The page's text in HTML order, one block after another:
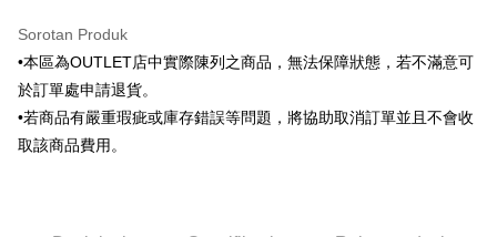
Bank Komersial E.SUN
Bank Antarabangsa
Taishin
Bank CTBC
Syarikat Kad Kredit
Syarikat Kad Kredit Rakuten
Taiwan
NT$120/pesanan | Penghantaran percuma untuk pesanan
NT$3,000 atau lebih
新竹物流離島宅配
Sorotan Produk
•本區為OUTLET店中實際陳列之商品，無法保障狀態，若不滿意可
於訂單處申請退貨。
•若商品有嚴重瑕疵或庫存錯誤等問題，將協助取消訂單並且不會收
取該商品費用。